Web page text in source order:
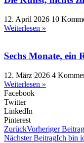
12. April 2026 10
Weiterlesen »
Sechs Monate, ein
12. März 2026 4
Weiterlesen »
Facebook
Twitter
LinkedIn
Pinterest
ZurückVorheriger Beitrag
Nächster BeitragIch bin